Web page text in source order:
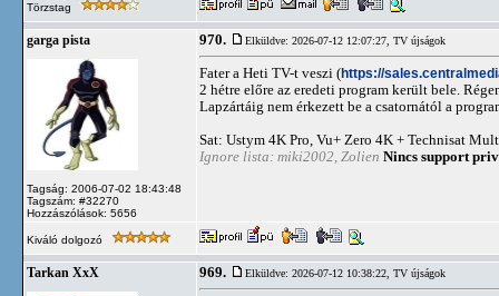
Törzstag
garga pista
Tagság: 2006-07-02 18:43:48
Tagszám: #32270
Hozzászólások: 5656
970. Elküldve: 2026-07-12 12:07:27, TV újságok
Fater a Heti TV-t veszi (https://
2 hétre előre az eredeti program került bele.
Lapzártáig nem érkezett be a csatornától a
Sat: Ustym 4K Pro, Vu+ Zero 4K + Technisat
Ignore lista: miki2002, Zolien Nincs support
Kiváló dolgozó
Tarkan XxX 969. Elküldve: 2026-07-12 10:38:22, TV újságok